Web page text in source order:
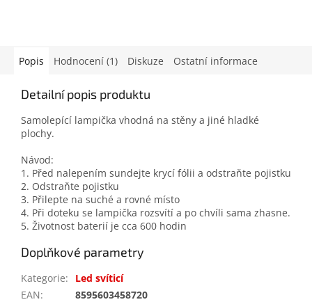
Popis Hodnocení (1) Diskuze Ostatní informace
Detailní popis produktu
Samolepící lampička vhodná na stěny a jiné hladké
plochy.
Návod:
1. Před nalepením sundejte krycí fólii a odstraňte pojistku
2. Odstraňte pojistku
3. Přilepte na suché a rovné místo
4. Při doteku se lampička rozsvítí a po chvíli sama zhasne.
5. Životnost baterií je cca 600 hodin
Doplňkové parametry
Kategorie:
Led svíticí
EAN: 8595603458720